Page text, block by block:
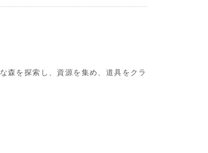
森を探索し、資源を集め、道具をクラ